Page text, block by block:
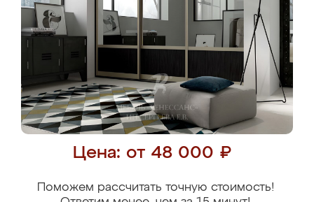
Цена: от 48 000 ₽
Поможем рассчитать точную стоимость!